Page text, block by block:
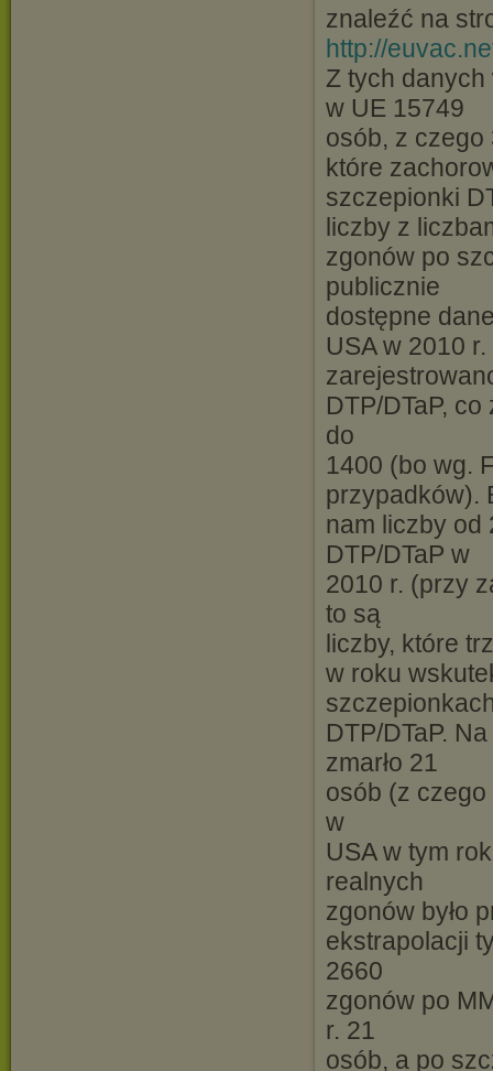
znaleźć na
http://
Z tych danych
w UE 15749
osób, z czego
które
szczepionki
liczby z
zgonów po
publicznie
dostępne
USA w 2010 r.
DTP/DTaP,
do
1400 (bo wg.
przypadków).
nam liczby od
DTP/DTaP w
2010 r. (przy
to są
liczby, które
w roku
DTP/DTaP.
zmarło 21
osób (z czego
w
USA w tym
realnych
zgonów było
ekstrapolacji
2660
zgonów po
r. 21
osób, a po